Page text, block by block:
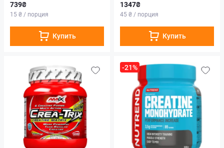
739₴
15 ₴ / порция
Купить
1347₴
45 ₴ / порция
Купить
-21%